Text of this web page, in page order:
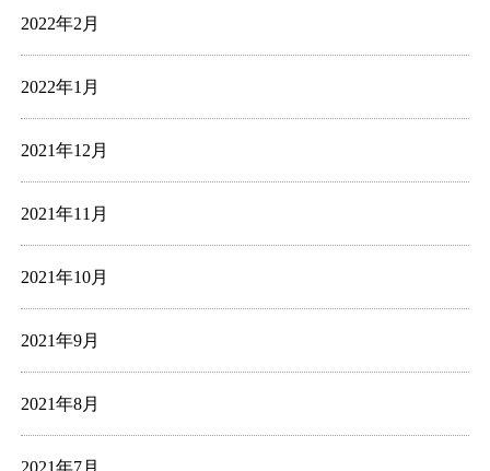
2022年2月
2022年1月
2021年12月
2021年11月
2021年10月
2021年9月
2021年8月
2021年7月